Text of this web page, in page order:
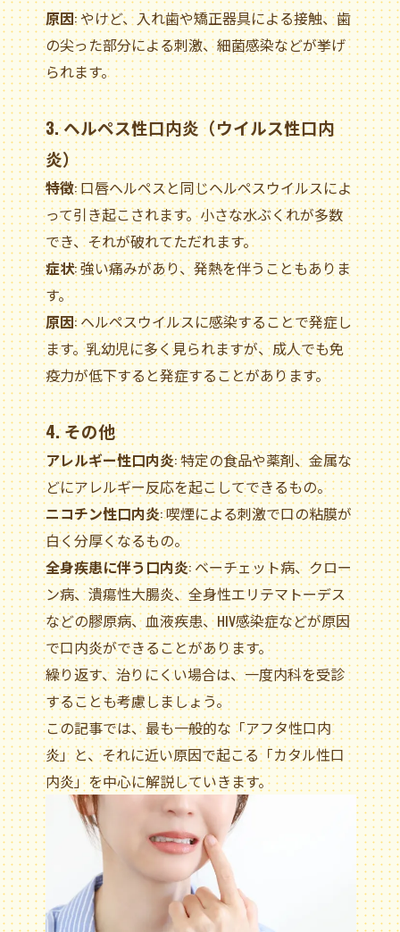
原因: やけど、入れ歯や矯正器具による接触、歯
の尖った部分による刺激、細菌感染などが挙げ
られます。
3. ヘルペス性口内炎（ウイルス性口内
炎）
特徴: 口唇ヘルペスと同じヘルペスウイルスによ
って引き起こされます。小さな水ぶくれが多数
でき、それが破れてただれます。
症状: 強い痛みがあり、発熱を伴うこともありま
す。
原因: ヘルペスウイルスに感染することで発症し
ます。乳幼児に多く見られますが、成人でも免
疫力が低下すると発症することがあります。
4. その他
アレルギー性口内炎: 特定の食品や薬剤、金属な
どにアレルギー反応を起こしてできるもの。
ニコチン性口内炎: 喫煙による刺激で口の粘膜が
白く分厚くなるもの。
全身疾患に伴う口内炎: ベーチェット病、クロー
ン病、潰瘍性大腸炎、全身性エリテマトーデス
などの膠原病、血液疾患、HIV感染症などが原因
で口内炎ができることがあります。
繰り返す、治りにくい場合は、一度内科を受診
することも考慮しましょう。
この記事では、最も一般的な「アフタ性口内
炎」と、それに近い原因で起こる「カタル性口
内炎」を中心に解説していきます。